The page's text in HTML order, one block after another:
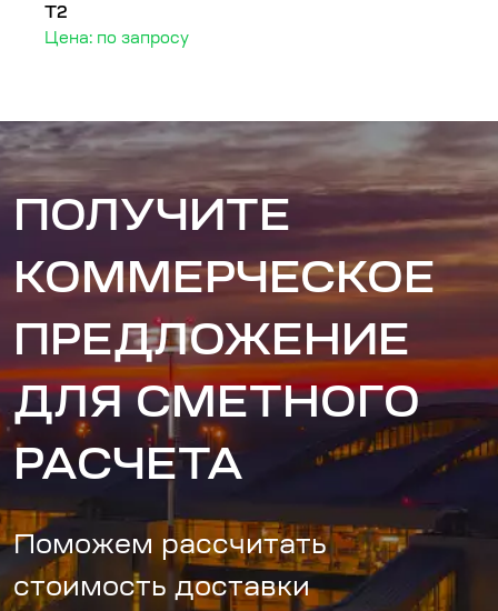
Т2
Цена: по запросу
ПОЛУЧИТЕ
КОММЕРЧЕСКОЕ
ПРЕДЛОЖЕНИЕ
ДЛЯ СМЕТНОГО
РАСЧЕТА
Поможем рассчитать
стоимость доставки